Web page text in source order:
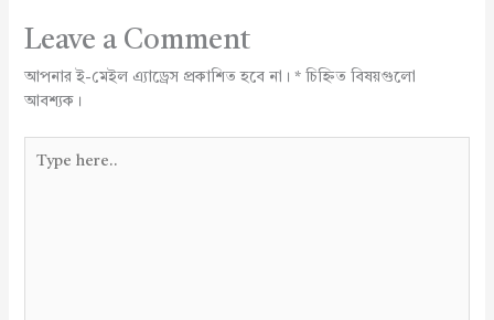
Leave a Comment
আপনার ই-মেইল এ্যাড্রেস প্রকাশিত হবে না। *চিহ্নিত বিষয়গুলো
আবশ্যক।
here..